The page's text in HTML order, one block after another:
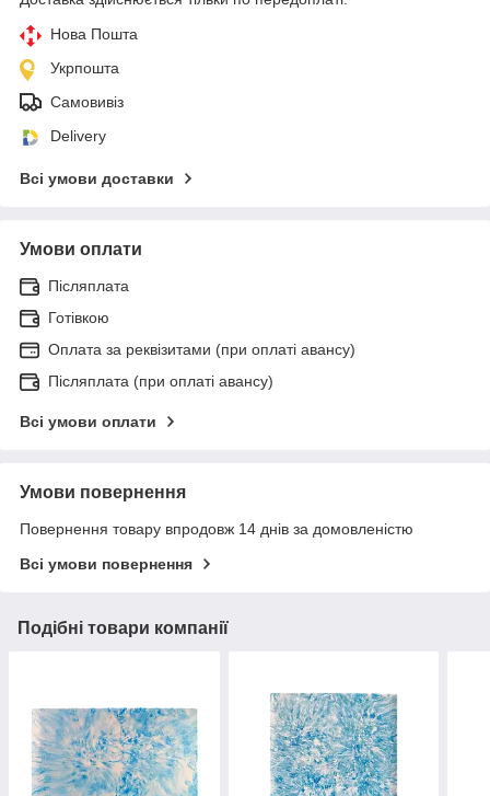
Нова Пошта
Укрпошта
Самовивіз
Delivery
Всі умови доставки
Умови оплати
Післяплата
Готівкою
Оплата за реквізитами (при оплаті авансу)
Післяплата (при оплаті авансу)
Всі умови оплати
Умови повернення
Повернення товару впродовж 14 днів за домовленістю
Всі умови повернення
Подібні товари компанії